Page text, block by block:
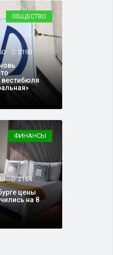
ОБЩЕСТВО
2190
вестибюля
ФИНАНСЫ
2164
цены
на 8